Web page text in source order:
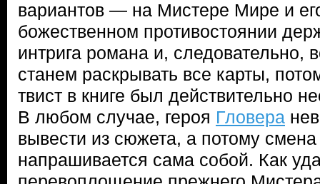
вариантов — на Мистере Мире и
божественном противостоянии
интрига романа и, следовательно,
станем раскрывать все карты,
твист в книге был действительно
В любом случае, героя Гловера
вывести из сюжета, а потому
напрашивается сама собой. Как